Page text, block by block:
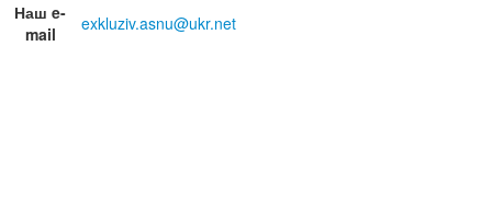
Наш e-
mail
exkluziv.asnu@ukr.net